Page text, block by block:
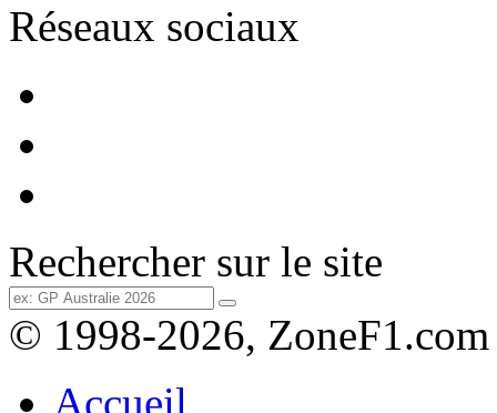
Réseaux sociaux
Rechercher sur le site
© 1998-2026, ZoneF1.com
Accueil